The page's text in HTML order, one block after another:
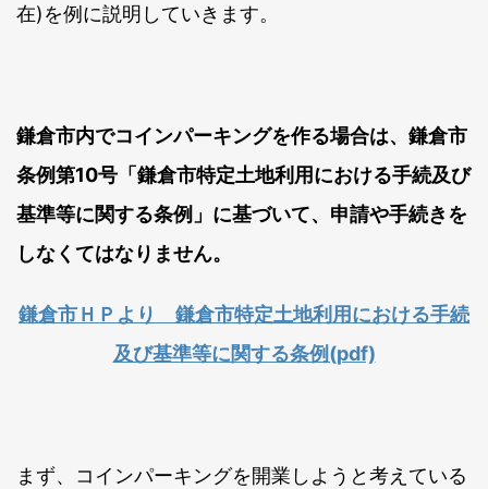
在)を例に説明していきます。
鎌倉市内でコインパーキングを作る場合は、鎌倉市
条例第10号「鎌倉市特定土地利用における手続及び
基準等に関する条例」に基づいて、申請や手続きを
しなくてはなりません。
鎌倉市ＨＰより 鎌倉市特定土地利用における手続
及び基準等に関する条例(pdf)
まず、コインパーキングを開業しようと考えている